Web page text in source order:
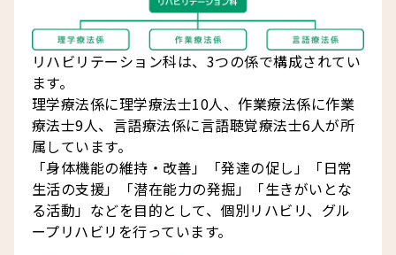
リハビリテーション科は、3つの係で構成されてい
ます。
理学療法係に理学療法士10人、作業療法係に作業
療法士9人、言語療法係に言語聴覚療法士6人が所
属しています。
「身体機能の維持・改善」「発達の促し」「日常
生活の支援」「潜在能力の発掘」「生きがいとな
る活動」などを目的として、個別リハビリ、グル
ープリハビリを行っています。